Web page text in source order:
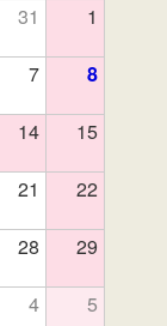
31 1
7 8
14 15
21 22
28 29
4 5